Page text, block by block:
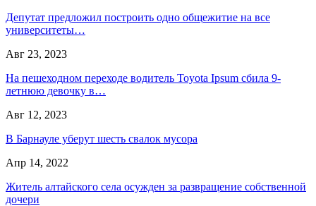
Депутат предложил построить одно общежитие на все
университеты…
Авг 23, 2023
На пешеходном переходе водитель Toyota Ipsum сбила 9-
летнюю девочку в…
Авг 12, 2023
В Барнауле уберут шесть свалок мусора
Апр 14, 2022
Житель алтайского села осужден за развращение собственной
дочери